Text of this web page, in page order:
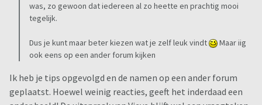
was, zo gewoon dat iedereen al zo heette en prachtig mooi
tegelijk.
Dus je kunt maar beter kiezen wat je zelf leuk vindt
Maar iig
ook eens op een ander forum kijken
Ik heb je tips opgevolgd en de namen op een ander forum
geplaatst. Hoewel weinig reacties, geeft het inderdaad een